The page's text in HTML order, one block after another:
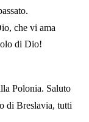
che vi ama
di Dio!
Polonia. Saluto
di Breslavia, tutti